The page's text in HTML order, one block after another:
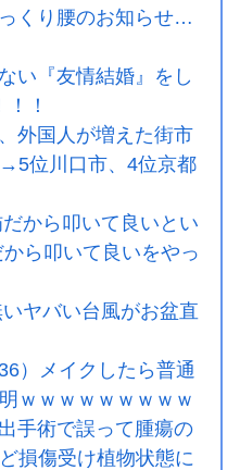
くり腰のお知らせ…
い『友情結婚』をし
！
外国人が増えた街市
位川口市、4位京都
だから叩いて良いとい
ら叩いて良いをやっ
いヤバい台風がお盆直
）メイクしたら普通
ｗｗｗｗｗｗｗｗｗ
手術で誤って腫瘍の
損傷受け植物状態に